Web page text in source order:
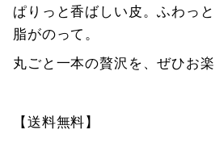
ぱりっと香ばしい皮。ふわっ
脂がのって。
丸ごと一本の贅沢を、ぜひお楽
【送料無料】